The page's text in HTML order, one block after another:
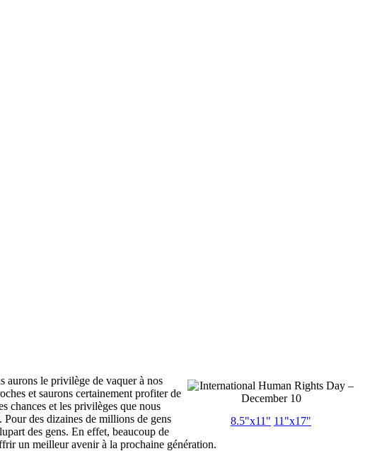
8.5"x11" 11"x17"
aurons le privilège de vaquer à nos
et saurons certainement profiter de
chances et les privilèges que nous
des dizaines de millions de gens
des gens. En effet, beaucoup de
un meilleur avenir à la prochaine génération.